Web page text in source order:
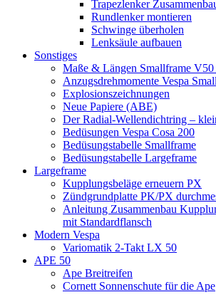
Trapezlenker
Rundlenker montieren
Schwinge überholen
Lenksäule aufbauen
Sonstiges
Maße & Längen Smallframe
Anzugsdrehmomente Vespa
Explosionszeichnungen
Neue Papiere (ABE)
Der Radial-Wellendichtring –
Bedüsungen Vespa Cosa 200
Bedüsungstabelle Smallframe
Bedüsungstabelle Largeframe
Largeframe
Kupplungsbeläge erneuern PX
Zündgrundplatte PK/PX
Anleitung Zusammenbau
mit Standardflansch
Modern Vespa
Variomatik 2-Takt LX 50
APE 50
Ape Breitreifen
Cornett Sonnenschute für die Ape